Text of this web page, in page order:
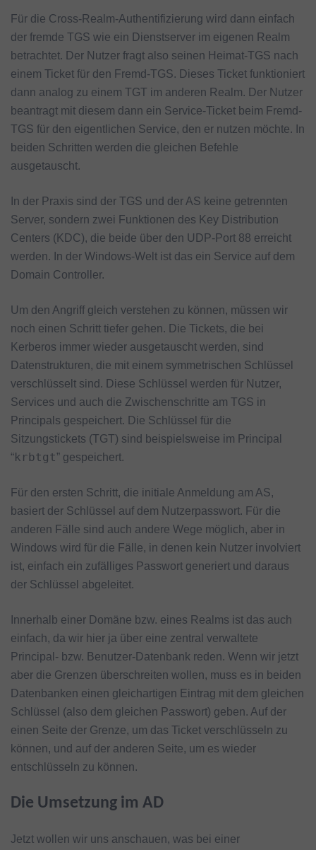
Für die Cross-Realm-Authentifizierung wird dann einfach
der fremde TGS wie ein Dienstserver im eigenen Realm
betrachtet. Der Nutzer fragt also seinen Heimat-TGS nach
einem Ticket für den Fremd-TGS. Dieses Ticket funktioniert
dann analog zu einem TGT im anderen Realm. Der Nutzer
beantragt mit diesem dann ein Service-Ticket beim Fremd-
TGS für den eigentlichen Service, den er nutzen möchte. In
beiden Schritten werden die gleichen Befehle
ausgetauscht.
In der Praxis sind der TGS und der AS keine getrennten
Server, sondern zwei Funktionen des Key Distribution
Centers (KDC), die beide über den UDP-Port 88 erreicht
werden. In der Windows-Welt ist das ein Service auf dem
Domain Controller.
Um den Angriff gleich verstehen zu können, müssen wir
noch einen Schritt tiefer gehen. Die Tickets, die bei
Kerberos immer wieder ausgetauscht werden, sind
Datenstrukturen, die mit einem symmetrischen Schlüssel
verschlüsselt sind. Diese Schlüssel werden für Nutzer,
Services und auch die Zwischenschritte am TGS in
Principals gespeichert. Die Schlüssel für die
Sitzungstickets (TGT) sind beispielsweise im Principal
“krbtgt” gespeichert.
Für den ersten Schritt, die initiale Anmeldung am AS,
basiert der Schlüssel auf dem Nutzerpasswort. Für die
anderen Fälle sind auch andere Wege möglich, aber in
Windows wird für die Fälle, in denen kein Nutzer involviert
ist, einfach ein zufälliges Passwort generiert und daraus
der Schlüssel abgeleitet.
Innerhalb einer Domäne bzw. eines Realms ist das auch
einfach, da wir hier ja über eine zentral verwaltete
Principal- bzw. Benutzer-Datenbank reden. Wenn wir jetzt
aber die Grenzen überschreiten wollen, muss es in beiden
Datenbanken einen gleichartigen Eintrag mit dem gleichen
Schlüssel (also dem gleichen Passwort) geben. Auf der
einen Seite der Grenze, um das Ticket verschlüsseln zu
können, und auf der anderen Seite, um es wieder
entschlüsseln zu können.
Die Umsetzung im AD
Jetzt wollen wir uns anschauen, was bei einer